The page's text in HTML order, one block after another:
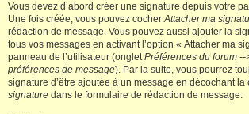
Vous devez d’abord créer une signature depuis votre
Une fois créée, vous pouvez cocherAttacher ma
rédaction de message. Vous pouvez aussi ajouter la
tous vos messages en activant l’option « Attacher ma
panneau de l’utilisateur (ongletPréférences du forum --
préférences de message). Par la suite, vous pourrez
signature d’être ajoutée à un message en décochant
signature dans le formulaire de rédaction de message.